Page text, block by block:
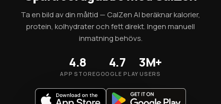
Ta en bild av din måltid — CalZen AI beräknar kalorier,
protein, kolhydrater och fett direkt. Ingen manuell
inmatning behövs.
4.8
APP STORE
4.7
GOOGLE PLAY
3M+
USERS